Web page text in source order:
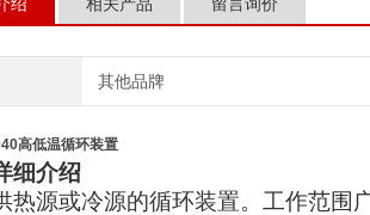
其他品牌
高低温循环装置
细介绍
热源或冷源的循环装置。工作范围